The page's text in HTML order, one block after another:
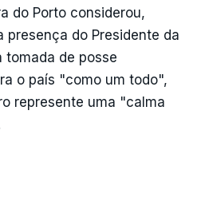
do Porto considerou,
presença do Presidente da
tomada de posse
o país "como um todo",
represente uma "calma